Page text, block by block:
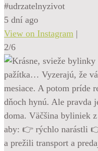
#udrzatelnyzivot
5 dní ago
View on Instagram |
2/6